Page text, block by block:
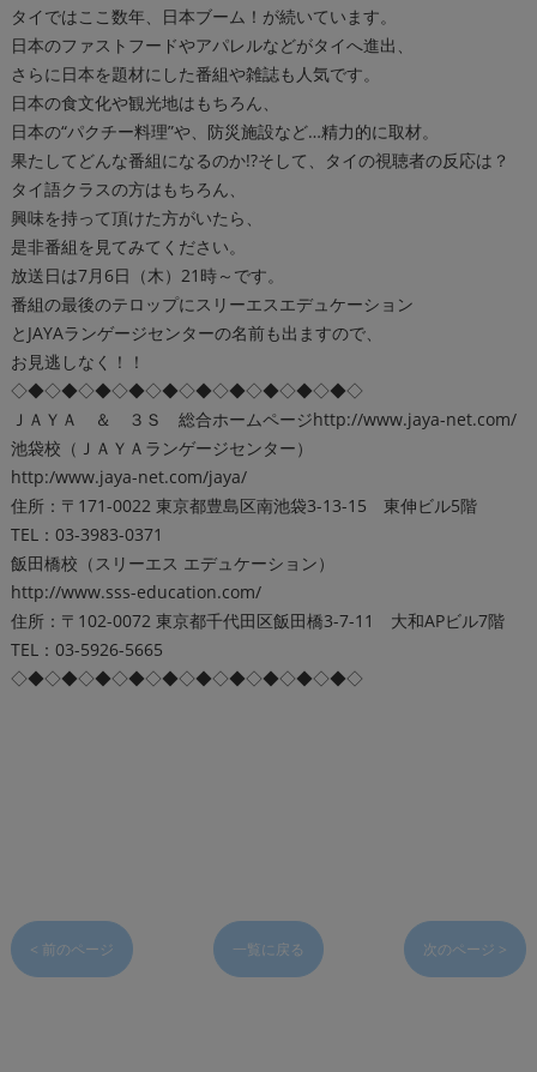
タイではここ数年、日本ブーム！が続いています。
日本のファストフードやアパレルなどがタイへ進出、
さらに日本を題材にした番組や雑誌も人気です。
日本の食文化や観光地はもちろん、
日本の“パクチー料理”や、防災施設など…精力的に取材。
果たしてどんな番組になるのか!?そして、タイの視聴者の反応は？
タイ語クラスの方はもちろん、
興味を持って頂けた方がいたら、
是非番組を見てみてください。
放送日は7月6日（木）21時～です。
番組の最後のテロップにスリーエスエデュケーション
とJAYAランゲージセンターの名前も出ますので、
お見逃しなく！！
◇◆◇◆◇◆◇◆◇◆◇◆◇◆◇◆◇◆◇◆◇
ＪＡＹＡ ＆ ３Ｓ 総合ホームページhttp://www.jaya-net.com/
池袋校（ＪＡＹＡランゲージセンター）
http:/www.jaya-net.com/jaya/
住所：〒171-0022 東京都豊島区南池袋3-13-15 東伸ビル5階
TEL：03-3983-0371
飯田橋校（スリーエス エデュケーション）
http://www.sss-education.com/
住所：〒102-0072 東京都千代田区飯田橋3-7-11 大和APビル7階
TEL：03-5926-5665
◇◆◇◆◇◆◇◆◇◆◇◆◇◆◇◆◇◆◇◆◇
< 前のページ 一覧に戻る 次のページ >